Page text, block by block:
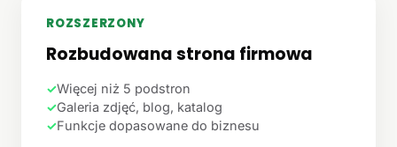
ROZSZERZONY
Rozbudowana strona firmowa
✓Więcej niż 5 podstron
✓Galeria zdjęć, blog, katalog
✓Funkcje dopasowane do biznesu